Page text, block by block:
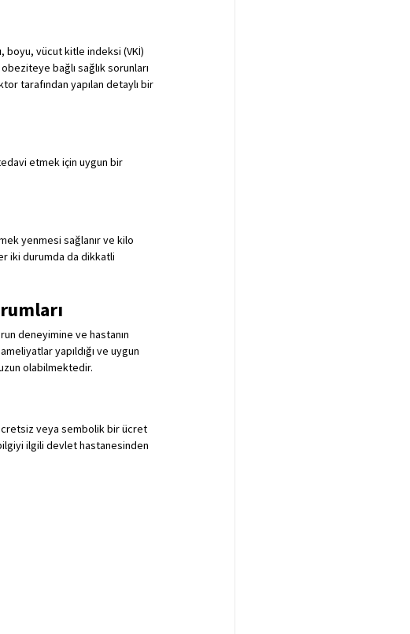
boyu, vücut kitle indeksi (VKİ)
bağlı sağlık sorunları
tarafından yapılan detaylı bir
etmek için uygun bir
yenmesi sağlanır ve kilo
iki durumda da dikkatli
deneyimine ve hastanın
yapıldığı ve uygun
olabilmektedir.
veya sembolik bir ücret
ilgili devlet hastanesinden